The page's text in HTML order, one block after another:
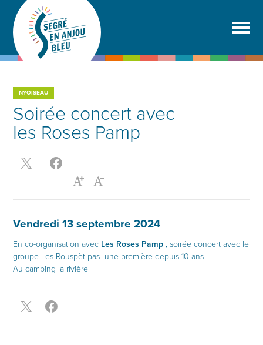
NYOISEAU
Soirée concert avec
les Roses Pamp
Vendredi 13 septembre 2024
En co-organisation avec Les Roses Pamp , soirée concert avec le
groupe Les Rouspèt pas une première depuis 10 ans .
Au camping la rivière